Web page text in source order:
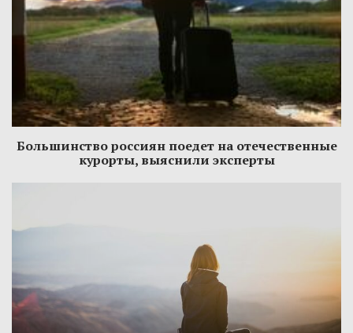
Большинство россиян поедет на отечественные
курорты, выяснили эксперты